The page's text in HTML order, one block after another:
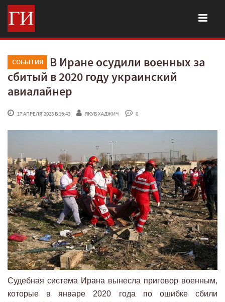
СОБЫТИЯ
В Иране осудили военных за
сбитый в 2020 году украинский
авиалайнер
17 АПРЕЛЯ'2023 В 16:43 ЯКУБ ХАДЖИЧ 0
Судебная система Ирана вынесла приговор военным,
которые в январе 2020 года по ошибке сбили